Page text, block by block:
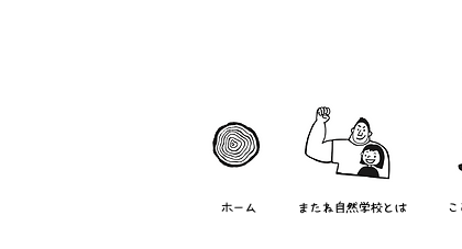
ホーム またね自然学校とは